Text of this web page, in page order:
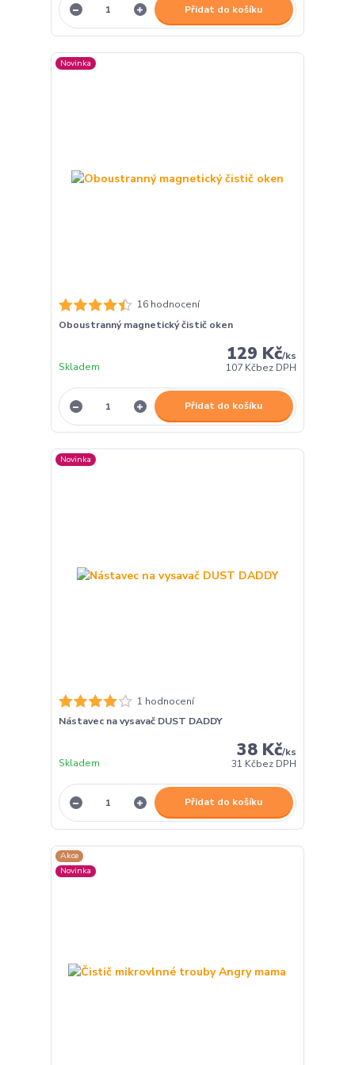
Přidat do košíku
Novinka
16 hodnocení
Oboustranný magnetický čistič oken
129 Kč/ks
107 Kčbez DPH
Skladem
Přidat do košíku
Novinka
1 hodnocení
Nástavec na vysavač DUST DADDY
38 Kč/ks
31 Kčbez DPH
Skladem
Přidat do košíku
Akce
Novinka